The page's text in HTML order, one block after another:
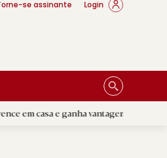
se assinante Login
vantagem na Liga Conferência